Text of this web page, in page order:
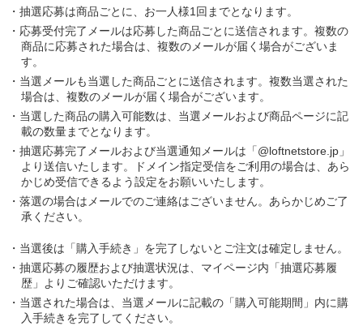
抽選応募は商品ごとに、お一人様1回までとなります。
応募受付完了メールは応募した商品ごとに送信されます。複数の
商品に応募された場合は、複数のメールが届く場合がございま
す。
当選メールも当選した商品ごとに送信されます。複数当選された
場合は、複数のメールが届く場合がございます。
当選した商品の購入可能数は、当選メールおよび商品ページに記
載の数量までとなります。
抽選応募完了メールおよび当選通知メールは「@loftnetstore.jp」
より送信いたします。ドメイン指定受信をご利用の場合は、あら
かじめ受信できるよう設定をお願いいたします。
落選の場合はメールでのご連絡はございません。あらかじめご了
承ください。
当選後は「購入手続き」を完了しないとご注文は確定しません。
抽選応募の履歴および抽選状況は、マイページ内「抽選応募履
歴」よりご確認いただけます。
当選された場合は、当選メールに記載の「購入可能期間」内に購
入手続きを完了してください。